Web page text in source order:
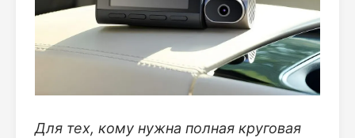
Для тех, кому нужна полная круговая